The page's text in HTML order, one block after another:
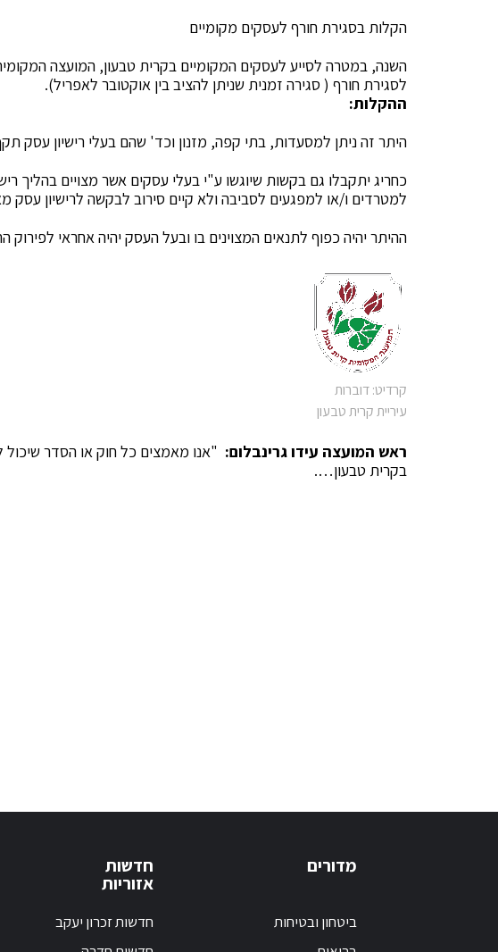
הקלות בסגירת חורף לעסקים מקומיים
השנה, במטרה לסייע לעסקים המקומיים בקרית טבעון, המועצה
לסגירת חורף ( סגירה זמנית שניתן להציב בין אוקטובר לאפריל).
ההקלות:
היתר זה ניתן למסעדות, בתי קפה, מזנון וכד' שהם בעלי רישיון עסק
כחריג יתקבלו גם בקשות שיוגשו ע"י בעלי עסקים אשר מצויים בהליך
למטרדים ו/או למפגעים לסביבה ולא קיים סירוב לבקשה לרישיון עסק
ההיתר יהיה כפוף לתנאים המצוינים בו ובעל העסק יהיה אחראי
קרדיט: דוברות
עיריית קרית טבעון
ראש המועצה עידו גרינבלום: "אנו מאמצים כל חוק או הסדר שיכול
בקרית טבעון….
מדורים
ביטחון ובטיחות
חדשות
אזוריות
חדשות זכרון יעקב